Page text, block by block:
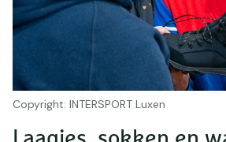
Copyright: INTERSPORT Luxen